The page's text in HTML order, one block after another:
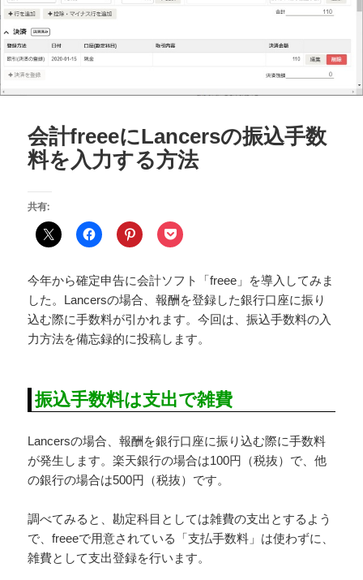
会計freeeにLancersの振込手数
料を入力する方法
共有:
今年から確定申告に会計ソフト「freee」を導入してみま
した。Lancersの場合、報酬を登録した銀行口座に振り
込む際に手数料が引かれます。今回は、振込手数料の入
力方法を備忘録的に投稿します。
振込手数料は支出で雑費
Lancersの場合、報酬を銀行口座に振り込む際に手数料
が発生します。楽天銀行の場合は100円（税抜）で、他
の銀行の場合は500円（税抜）です。
調べてみると、勘定科目としては雑費の支出とするよう
で、freeeで用意されている「支払手数料」は使わずに、
雑費として支出登録を行います。